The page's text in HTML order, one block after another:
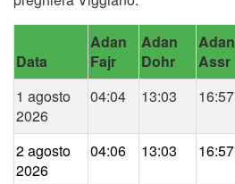
Data
Adan
Fajr
Adan
Dohr
Adan
Assr
1 agosto
2026
04:04 13:03 16:57
2 agosto
2026
04:06 13:03 16:57